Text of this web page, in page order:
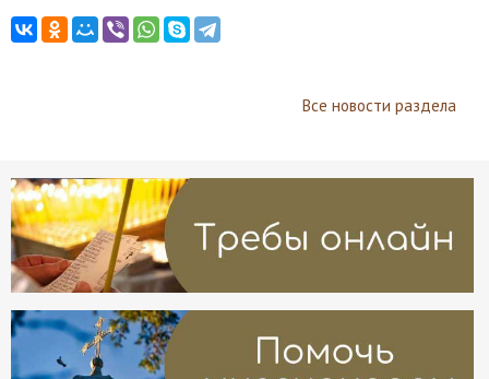
Все новости раздела